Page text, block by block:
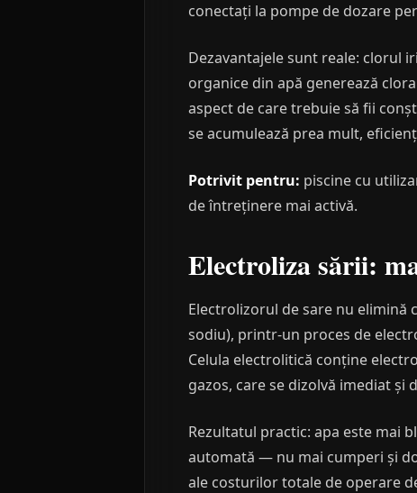
conectați la pompe de dozare
Dezavantajele sunt reale: clorul
organice din apă generează
aspect de care trebuie să fii
se acumulează prea mult,
Potrivit pentru: piscine cu
de întreținere mai activă.
Electroliza sării:
Electrolizorul de sare nu
sodiu), printr-un proces de
Celula electrolitică conține
gazos, care se dizolvă imediat și
Rezultatul practic: apa este mai
automată — nu mai cumperi și
ale costurilor totale de operare